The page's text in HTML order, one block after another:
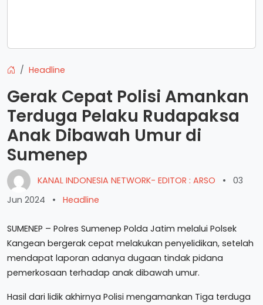
Headline
Gerak Cepat Polisi Amankan
Terduga Pelaku Rudapaksa
Anak Dibawah Umur di
Sumenep
KANAL INDONESIA NETWORK- EDITOR : ARSO •
03
Jun 2024
• Headline
SUMENEP – Polres Sumenep Polda Jatim melalui Polsek
Kangean bergerak cepat melakukan penyelidikan, setelah
mendapat laporan adanya dugaan tindak pidana
pemerkosaan terhadap anak dibawah umur.
Hasil dari lidik akhirnya Polisi mengamankan Tiga terduga